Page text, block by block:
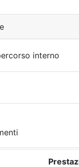
interno